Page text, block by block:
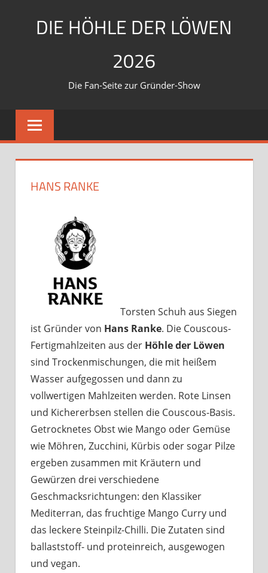
DIE HÖHLE DER LÖWEN
2026
Die Fan-Seite zur Gründer-Show
HANS RANKE
Torsten Schuh aus Siegen
ist Gründer von Hans Ranke. Die Couscous-
Fertigmahlzeiten aus der Höhle der Löwen
sind Trockenmischungen, die mit heißem
Wasser aufgegossen und dann zu
vollwertigen Mahlzeiten werden. Rote Linsen
und Kichererbsen stellen die Couscous-Basis.
Getrocknetes Obst wie Mango oder Gemüse
wie Möhren, Zucchini, Kürbis oder sogar Pilze
ergeben zusammen mit Kräutern und
Gewürzen drei verschiedene
Geschmacksrichtungen: den Klassiker
Mediterran, das fruchtige Mango Curry und
das leckere Steinpilz-Chilli. Die Zutaten sind
ballaststoff- und proteinreich, ausgewogen
und vegan.